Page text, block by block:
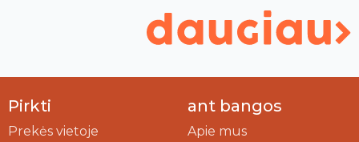
Pirkti
Prekės vietoje
ant bangos
Apie mus